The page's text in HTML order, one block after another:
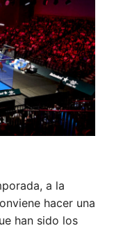
a la
hacer una
han sido los